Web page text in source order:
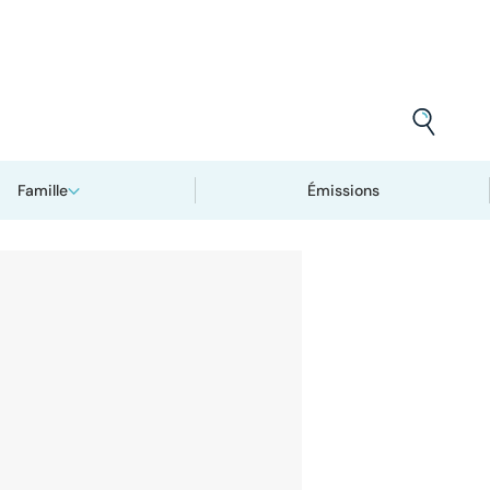
Famille Émissions